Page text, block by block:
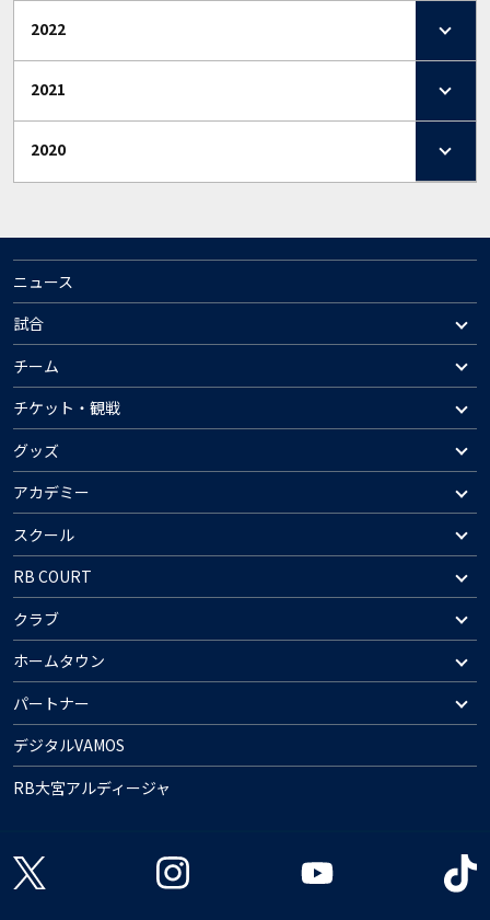
2022
2021
2020
ニュース
試合
チーム
チケット・観戦
グッズ
アカデミー
スクール
RB COURT
クラブ
ホームタウン
パートナー
デジタルVAMOS
RB大宮アルディージャ